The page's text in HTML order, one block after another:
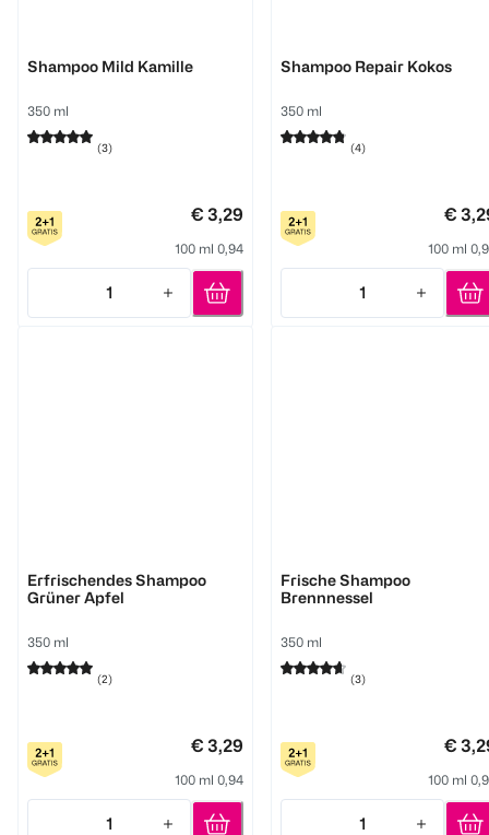
Shampoo Mild Kamille
350 ml
(3)
€ 3,29
100 ml 0,94
1
Quantity: 1
Shampoo Repair Kokos
350 ml
(4)
€
100 ml
1
Quantity: 1
Erfrischendes Shampoo
Grüner Apfel
350 ml
(2)
€ 3,29
100 ml 0,94
1
Frische Shampoo
Brennnessel
350 ml
(3)
€
100 ml
1